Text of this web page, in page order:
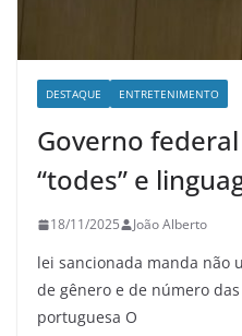
DESTAQUE ENTRETENIMENTO
Governo
“todes” e
18/11/2025 João Alberto
lei sancionada manda não
de gênero e de número
portuguesa O